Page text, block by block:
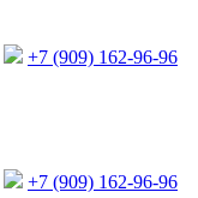
+7 (909) 162-96-96
+7 (909) 162-96-96